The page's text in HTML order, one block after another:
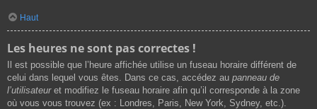
Haut
Les heures ne sont pas correctes !
Il est possible que l’heure affichée utilise un fuseau horaire différent de
celui dans lequel vous êtes. Dans ce cas, accédez au panneau de
l’utilisateuret modifiez le fuseau horaire afin qu’il corresponde à la zone
où vous vous trouvez (ex : Londres, Paris, New York, Sydney, etc.).